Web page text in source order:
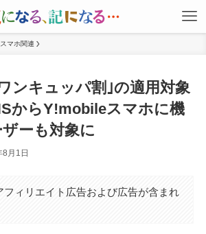
スマホ関連
ンキュッパ割｣の適用対象
からY!mobileスマホに機
ーも対象に
月1日
フィリエイト広告および広告が含まれ